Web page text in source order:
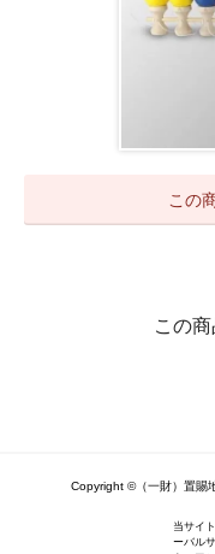
この
この
Copyright ©（一財）置賜
当サイ
ーバル